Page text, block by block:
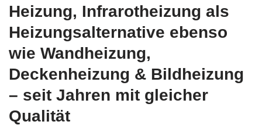
Heizung, Infrarotheizung als
Heizungsalternative ebenso
wie Wandheizung,
Deckenheizung & Bildheizung
– seit Jahren mit gleicher
Qualität